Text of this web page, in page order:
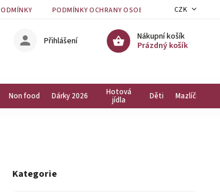
PODMÍNKY OCHRANY OSOBNÍCH ÚDAJŮ
CZK
Nákupní košík
Prázdný košík
Přihlášení
Non food Dárky 2026 Hotová
jídla Děti Mazlíčci
Kategorie